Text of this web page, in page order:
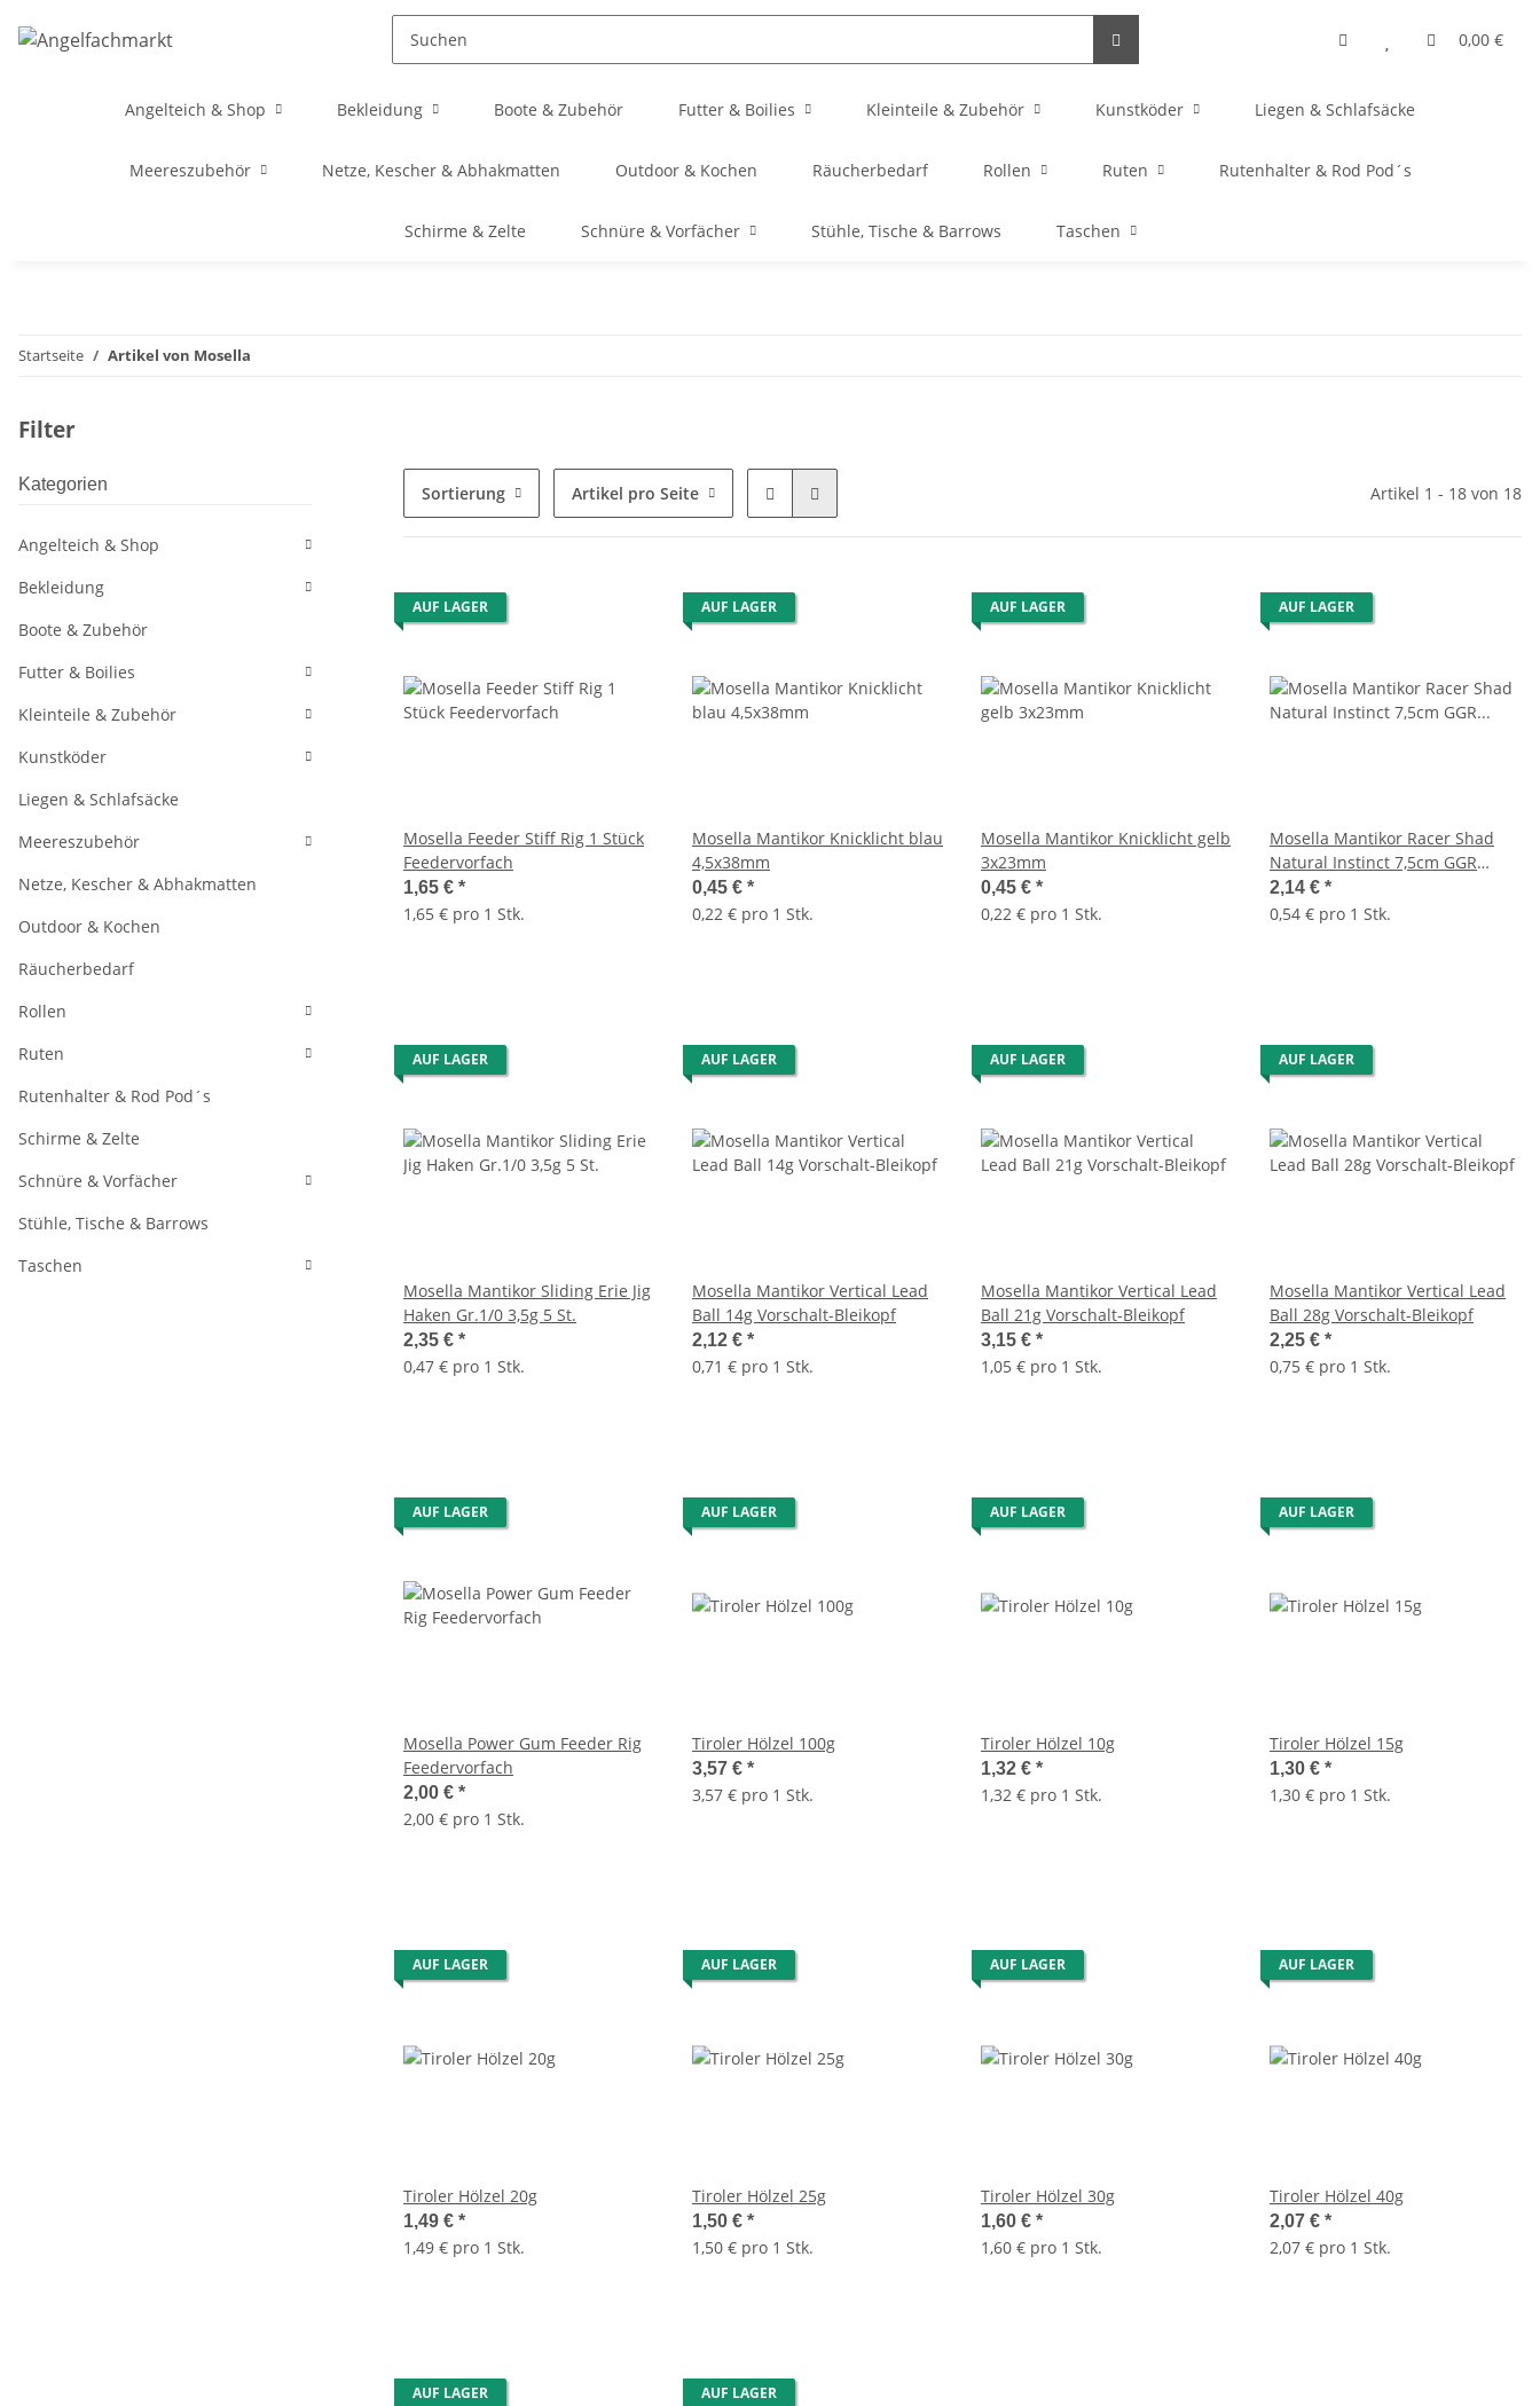
0,00 €
Angelteich & Shop Bekleidung Boote & Zubehör Futter & Boilies Kleinteile & Zubehör Kunstköder Liegen & Schlafsäcke
Meereszubehör Netze, Kescher & Abhakmatten Outdoor & Kochen Räucherbedarf Rollen Ruten Rutenhalter & Rod Pod´s
Schirme & Zelte Schnüre & Vorfächer Stühle, Tische & Barrows Taschen
Startseite Artikel von Mosella
Sortierung Artikel pro Seite Artikel 1 - 18 von 18
AUF LAGER
Mosella Feeder Stiff Rig 1 Stück
Feedervorfach
1,65 € *
1,65 € pro 1 Stk.
AUF LAGER
Mosella Mantikor Knicklicht blau
4,5x38mm
0,45 € *
0,22 € pro 1 Stk.
AUF LAGER
Mosella Mantikor Knicklicht gelb
3x23mm
0,45 € *
0,22 € pro 1 Stk.
AUF LAGER
Mosella Mantikor Racer Shad
Natural Instinct 7,5cm GGR
Gummifisch
2,14 € *
0,54 € pro 1 Stk.
AUF LAGER
Mosella Mantikor Sliding Erie Jig
Haken Gr.1/0 3,5g 5 St.
2,35 € *
0,47 € pro 1 Stk.
AUF LAGER
Mosella Mantikor Vertical Lead
Ball 14g Vorschalt-Bleikopf
2,12 € *
0,71 € pro 1 Stk.
AUF LAGER
Mosella Mantikor Vertical Lead
Ball 21g Vorschalt-Bleikopf
3,15 € *
1,05 € pro 1 Stk.
AUF LAGER
Mosella Mantikor Vertical Lead
Ball 28g Vorschalt-Bleikopf
2,25 € *
0,75 € pro 1 Stk.
AUF LAGER
Mosella Power Gum Feeder Rig
Feedervorfach
2,00 € *
2,00 € pro 1 Stk.
AUF LAGER
Tiroler Hölzel 100g
3,57 € *
3,57 € pro 1 Stk.
AUF LAGER
Tiroler Hölzel 10g
1,32 € *
1,32 € pro 1 Stk.
AUF LAGER
Tiroler Hölzel 15g
1,30 € *
1,30 € pro 1 Stk.
AUF LAGER
Tiroler Hölzel 20g
1,49 € *
1,49 € pro 1 Stk.
AUF LAGER
Tiroler Hölzel 25g
1,50 € *
1,50 € pro 1 Stk.
AUF LAGER
Tiroler Hölzel 30g
1,60 € *
1,60 € pro 1 Stk.
AUF LAGER
Tiroler Hölzel 40g
2,07 € *
2,07 € pro 1 Stk.
AUF LAGER AUF LAGER
Filter
Kategorien
Angelteich & Shop
Bekleidung
Boote & Zubehör
Futter & Boilies
Kleinteile & Zubehör
Kunstköder
Liegen & Schlafsäcke
Meereszubehör
Netze, Kescher & Abhakmatten
Outdoor & Kochen
Räucherbedarf
Rollen
Ruten
Rutenhalter & Rod Pod´s
Schirme & Zelte
Schnüre & Vorfächer
Stühle, Tische & Barrows
Taschen